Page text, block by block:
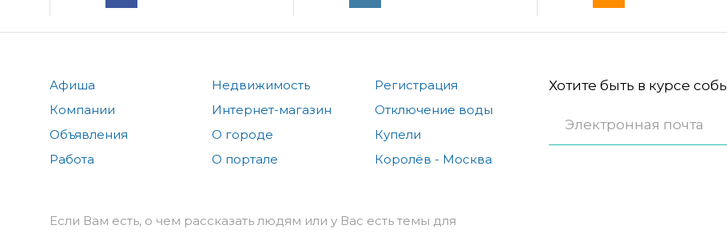
Афиша
Компании
Объявления
Работа
Недвижимость
Интернет-магазин
О городе
О портале
Регистрация
Отключение воды
Купели
Королёв - Москва
Хотите быть в курсе
Если Вам есть, о чем рассказать людям или у Вас есть темы для